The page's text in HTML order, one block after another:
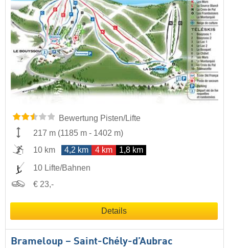
Bewertung Pisten/Lifte
217 m (1185 m - 1402 m)
10 km
4,2 km 4 km 1,8 km
10 Lifte/Bahnen
€ 23,-
Details
Brameloup – Saint-Chély-d’Aubrac